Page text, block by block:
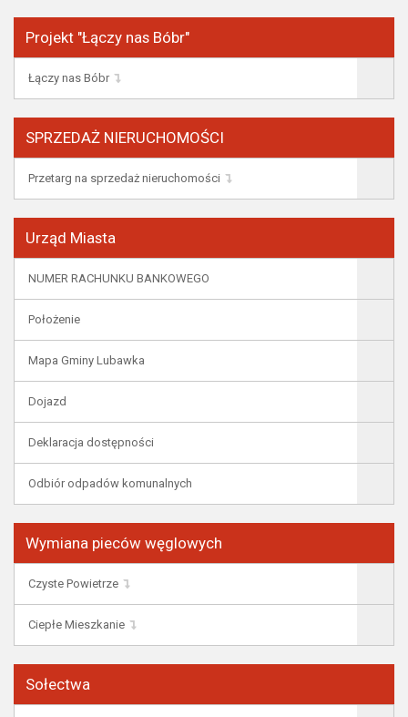
Projekt "Łączy nas Bóbr"
Łączy nas Bóbr
SPRZEDAŻ NIERUCHOMOŚCI
Przetarg na sprzedaż nieruchomości
Urząd Miasta
NUMER RACHUNKU BANKOWEGO
Położenie
Mapa Gminy Lubawka
Dojazd
Deklaracja dostępności
Odbiór odpadów komunalnych
Wymiana pieców węglowych
Czyste Powietrze
Ciepłe Mieszkanie
Sołectwa